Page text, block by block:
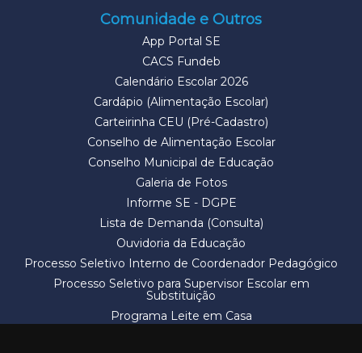
Comunidade e Outros
App Portal SE
CACS Fundeb
Calendário Escolar 2026
Cardápio (Alimentação Escolar)
Carteirinha CEU (Pré-Cadastro)
Conselho de Alimentação Escolar
Conselho Municipal de Educação
Galeria de Fotos
Informe SE - DGPE
Lista de Demanda (Consulta)
Ouvidoria da Educação
Processo Seletivo Interno de Coordenador Pedagógico
Processo Seletivo para Supervisor Escolar em
Substituição
Programa Leite em Casa